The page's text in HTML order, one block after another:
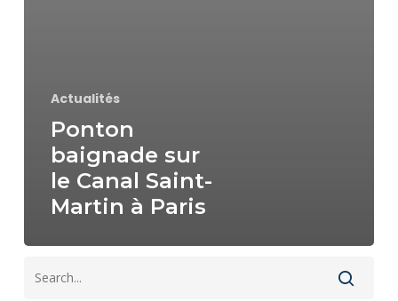
Actualités
Ponton
baignade sur
le Canal Saint-
Martin à Paris